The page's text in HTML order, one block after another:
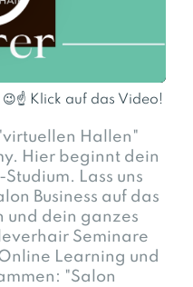
😉☝️ Klick auf das Video!
Hallen"
Hier beginnt dein
Lass uns
Business auf das
und dein ganzes
Seminare
Learning und
"Salon